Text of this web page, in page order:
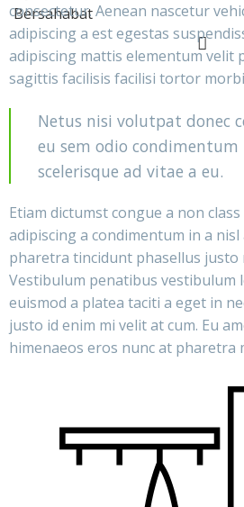
consectetur. Aenean nascetur
adipiscing a est egestas
adipiscing mattis elementum velit
sagittis facilisis facilisi tortor
Netus nisi volutpat donec
eu sem odio
scelerisque ad vitae a eu.
Etiam dictumst congue a non
adipiscing a condimentum in a nisl
pharetra tincidunt phasellus justo
Vestibulum penatibus vestibulum
euismod a platea taciti a eget in
justo id enim mi velit at cum. Eu
himenaeos eros nunc at pharetra